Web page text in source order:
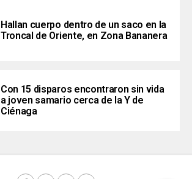
Hallan cuerpo dentro de un saco en la
Troncal de Oriente, en Zona Bananera
Con 15 disparos encontraron sin vida
a joven samario cerca de la Y de
Ciénaga